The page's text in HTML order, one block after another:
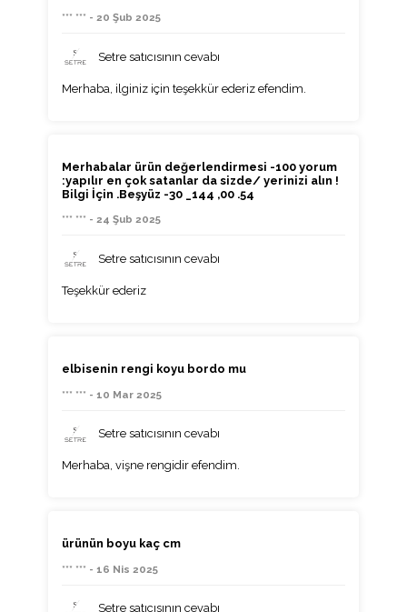
*** *** - 20 Şub 2025
Setre satıcısının cevabı
Merhaba, ilginiz için teşekkür ederiz efendim.
Merhabalar ürün değerlendirmesi -100 yorum
:yapılır en çok satanlar da sizde/ yerinizi alın !
Bilgi İçin .Beşyüz -30 _144 ,00 .54
*** *** - 24 Şub 2025
Setre satıcısının cevabı
Teşekkür ederiz
elbisenin rengi koyu bordo mu
*** *** - 10 Mar 2025
Setre satıcısının cevabı
Merhaba, vişne rengidir efendim.
ürünün boyu kaç cm
*** *** - 16 Nis 2025
Setre satıcısının cevabı